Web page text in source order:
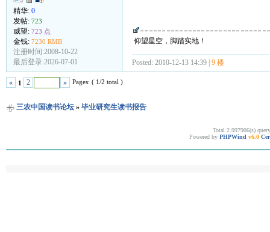
精华: 0
发帖: 723
威望: 723 点
金钱: 7230 RMB
注册时间:2008-10-22
最后登录:2026-07-01
仰望星空，脚踏实地！
Posted: 2010-12-13 14:39 | 9 楼
« 1 2 » Pages: ( 1/2 total )
三农中国读书论坛» 毕业研究生读书报告
Total 2.997906(s)
Powered by PHPWind v6.0